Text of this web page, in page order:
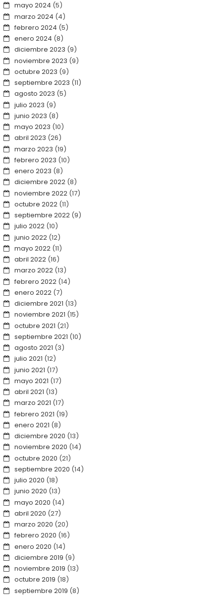
mayo 2024 (5)
marzo 2024 (4)
febrero 2024 (5)
enero 2024 (8)
diciembre 2023 (9)
noviembre 2023 (9)
octubre 2023 (9)
septiembre 2023 (11)
agosto 2023 (5)
julio 2023 (9)
junio 2023 (8)
mayo 2023 (10)
abril 2023 (26)
marzo 2023 (19)
febrero 2023 (10)
enero 2023 (8)
diciembre 2022(8)
noviembre 2022(17)
octubre 2022(11)
septiembre 2022(9)
julio 2022(10)
junio 2022(12)
mayo 2022(11)
abril 2022(16)
marzo 2022(13)
febrero 2022(14)
enero 2022(7)
diciembre 2021 (13)
noviembre 2021 (15)
octubre 2021 (21)
septiembre 2021 (10)
agosto 2021 (3)
julio 2021 (12)
junio 2021 (17)
mayo 2021 (17)
abril 2021 (13)
marzo 2021 (17)
febrero 2021 (19)
enero 2021 (8)
diciembre 2020 (13)
noviembre 2020 (14)
octubre 2020 (21)
septiembre 2020 (14)
julio 2020 (18)
junio 2020 (13)
mayo 2020 (14)
abril 2020 (27)
marzo 2020 (20)
febrero 2020 (16)
enero 2020 (14)
diciembre 2019 (9)
noviembre 2019 (13)
octubre 2019 (18)
septiembre 2019 (8)